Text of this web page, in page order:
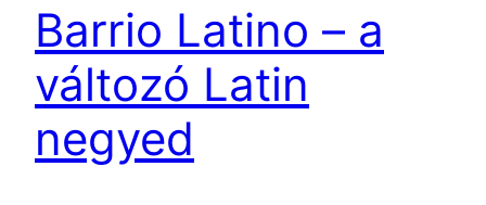
Barrio Latino – a
változó Latin
negyed